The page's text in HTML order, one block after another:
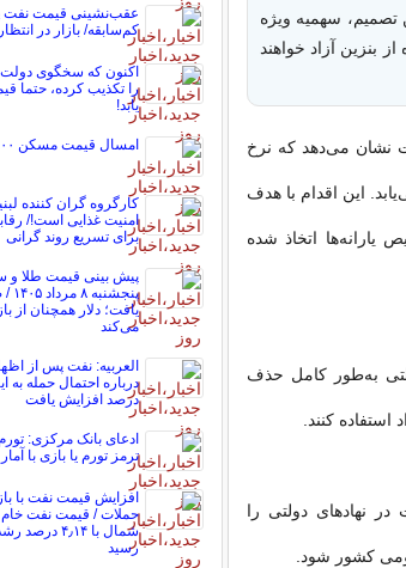
این تصمیم، سهمیه ویژه
بنزین آزاد خواهند
نشان می‌دهد که نرخ
به ۵۰۰۰ تومان افزایش می‌یابد. این اقدام با هدف
اتخاذ شده
به‌طور کامل حذف
کنند.
نهادهای دولتی را
کشور شود.
عقب‌نشینی قیمت
کم‌سابقه/ بازار در
اکنون که سخگوی
را تکذیب کرده، حتما
یابد!
امسال قیمت مسکن ۱۰۰ درصد رشد کرد
کارگروه گران کننده
امنیت غذایی است!/
برای تسریع روند گرانی
پیش ‌بینی قیمت طلا و
یافت؛ دلار همچنان از
می‌کند
العربیه: نفت پس از
درصد افزایش یافت
ادعای بانک مرکزی:
ترمز تورم یا بازی با آمار
افزایش قیمت نفت با
حملات / قیمت نفت خام
رسید